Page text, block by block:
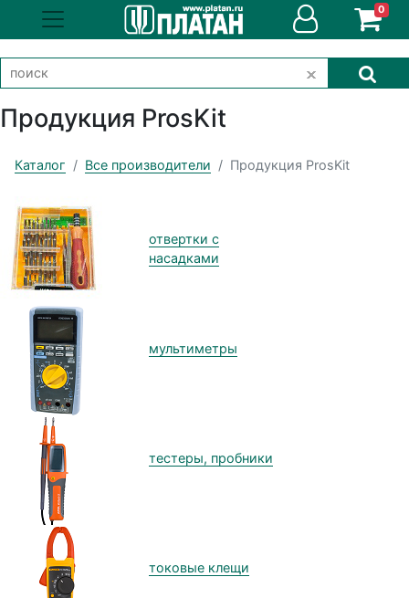
0
Продукция ProsKit
Каталог Все производители Продукция ProsKit
отвертки с
насадками
мультиметры
тестеры, пробники
токовые клещи